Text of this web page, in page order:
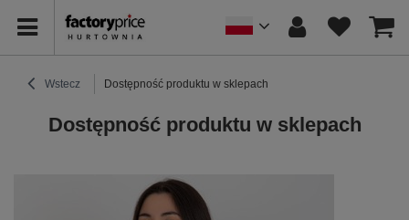
Wstecz Dostępność produktu w sklepach
Dostępność produktu w sklepach